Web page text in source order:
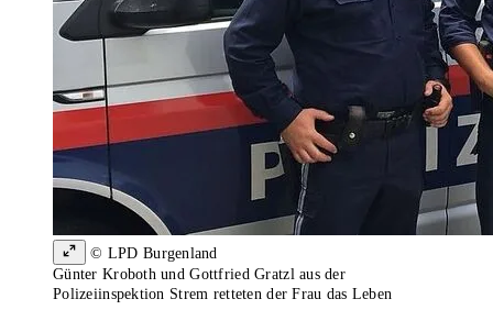
© LPD Burgenland
Günter Kroboth und Gottfried Gratzl aus der
Polizeiinspektion Strem retteten der Frau das Leben